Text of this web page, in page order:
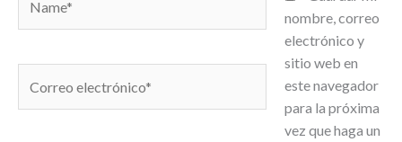
electrónico*
nombre, correo
electrónico y
sitio web en
este navegador
para la próxima
vez que haga un